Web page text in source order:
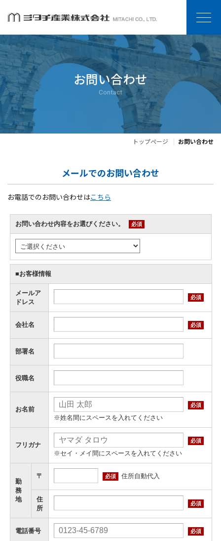
お問い合わせ
Contact
トップページ お問い合わせ
メールでのお問い合わせ
お電話でのお問い合わせはこちら
お問い合わせ内容をお選びください。 必須
■お客様情報
メールア
ドレス
必須
会社名 必須
部署名
役職名
お名前
必須
※姓名間にスペースを入れてください
フリガナ
必須
※セイ・メイ間にスペースを入れてください
勤
務
地
〒 必須 住所自動代入
住
所
必須
電話番号 必須